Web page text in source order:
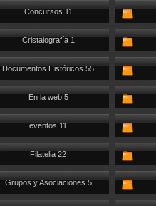
Concursos 11
Cristalografía 1
Documentos Históricos 55
En la web 5
eventos 11
Filatelia 22
Grupos y Asociaciones 5